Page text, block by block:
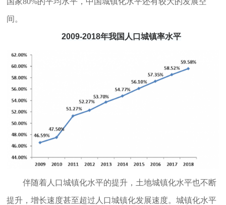
间。
2009-2018年我国人口城镇率水平
伴随着人口城镇化水平的提升，土地城镇化水平也不断
提升，增长速度甚至超过人口城镇化发展速度。城镇化水平